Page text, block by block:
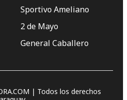
Sportivo Ameliano
2 de Mayo
General Caballero
| Todos los derechos